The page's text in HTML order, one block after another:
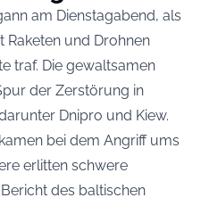
am Dienstagabend, als
Raketen und Drohnen
traf. Die gewaltsamen
der Zerstörung in
Dnipro und Kiew.
bei dem Angriff ums
erlitten schwere
des baltischen